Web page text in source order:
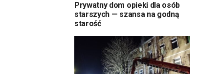
Prywatny dom opieki dla osób
starszych — szansa na godną
starość